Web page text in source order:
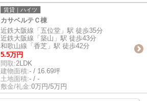
賃貸｜ハイツ
カサベルテＣ棟
近鉄大阪線「五位堂」駅 徒歩35分
近鉄大阪線「築山」駅 徒歩43分
和歌山線「香芝」駅 徒歩42分
5.5万円
間取:2LDK
建物面積:- / 16.69坪
土地面積:- / -
敷金/礼金:0万円/5万円